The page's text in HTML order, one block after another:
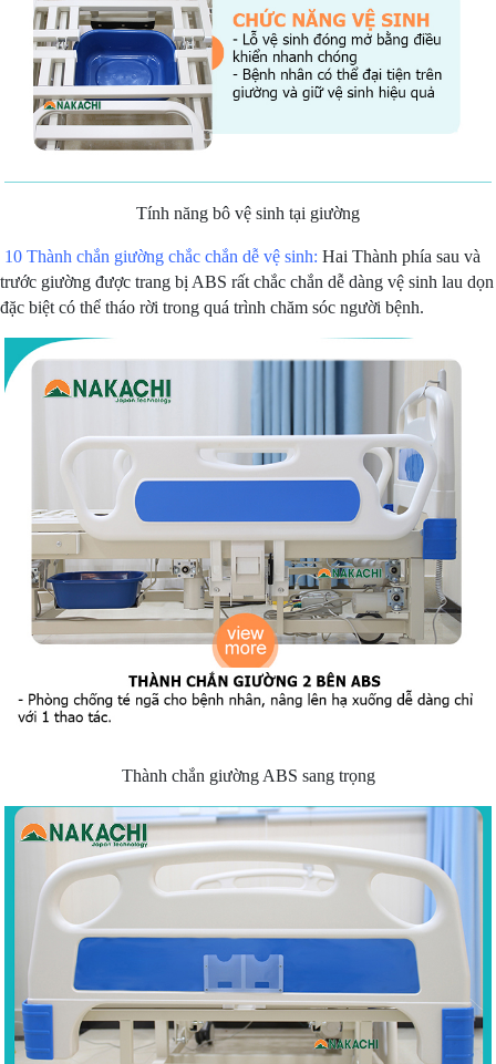
Tính năng bô vệ sinh tại giường
10 Thành chắn giường chắc chắn dễ vệ sinh: Hai Thành phía sau và
trước giường được trang bị ABS rất chắc chắn dễ dàng vệ sinh lau dọn
đặc biệt có thể tháo rời trong quá trình chăm sóc người bệnh.
Thành chắn giường ABS sang trọng